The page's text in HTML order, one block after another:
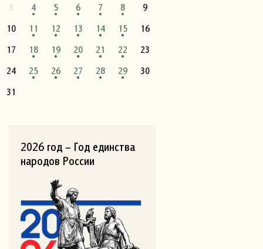
3
4 5 6 7 8
9
10
11 12 13 14 15
16
17
18 19 20 21 22
23
24
25 26 27 28 29
30
31
2026 год – Год единства
народов России